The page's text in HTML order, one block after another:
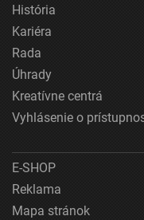
História
Kariéra
Rada
Úhrady
Kreatívne centrá
Vyhlásenie o
E-SHOP
Reklama
Mapa stránok